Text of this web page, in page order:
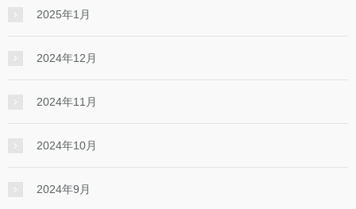
2025年1月
2024年12月
2024年11月
2024年10月
2024年9月